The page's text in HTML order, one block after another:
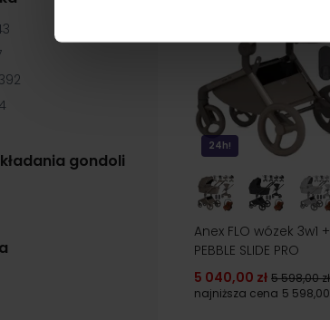
392
4
gondoli
24h!
Anex FLO wózek 3w1
PEBBLE SLIDE PRO
5 040,00 zł 5 598,00 zł
najniższa cena 5 598,00